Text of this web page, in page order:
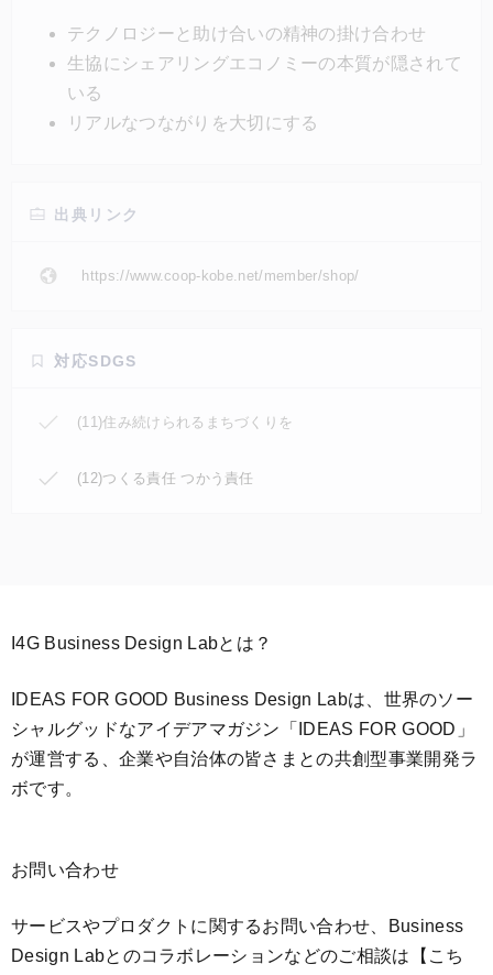
大切にされてきたものであり、生助け合いの精神とテ
クノロジーの掛け合わせによって、これからのシェア
いうことが示された。
テクノロジーと助け合いの精神の掛け合わせ
生協にシェアリングエコノミーの本質が隠されて
いる
リアルなつながりを大切にする
出典リンク
https://www.coop-kobe.net/member/shop/
対応SDGS
(11)住み続けられるまちづくりを
(12)つくる責任 つかう責任
I4G Business Design Labとは？
IDEAS FOR GOOD Business Design Labは、世界のソー
シャルグッドなアイデアマガジン「IDEAS FOR GOOD」
が運営する、企業や自治体の皆さまとの共創型事業開発ラ
ボです。
お問い合わせ
サービスやプロダクトに関するお問い合わせ、Business
Design Labとのコラボレーションなどのご相談は 【こち